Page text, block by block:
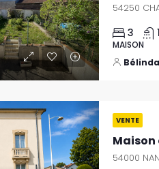
54250
3 1
MAISON
Bélinda
Next
VENTE
54000